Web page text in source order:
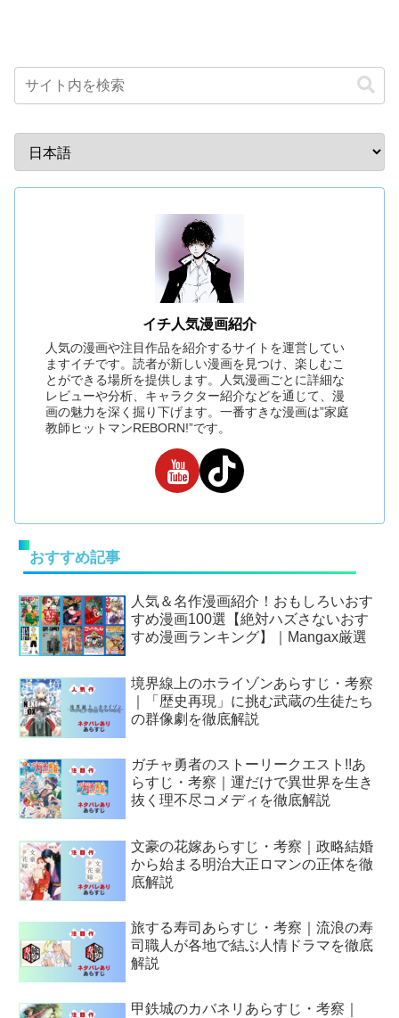
イチ人気漫画紹介
人気の漫画や注目作品を紹介するサイトを運営してい
ますイチです。読者が新しい漫画を見つけ、楽しむこ
とができる場所を提供します。人気漫画ごとに詳細な
レビューや分析、キャラクター紹介などを通じて、漫
画の魅力を深く掘り下げます。一番すきな漫画は”家庭
教師ヒットマンREBORN!”です。
おすすめ記事
人気＆名作漫画紹介！おもしろいおす
すめ漫画100選【絶対ハズさないおす
すめ漫画ランキング】｜Mangax厳選
境界線上のホライゾンあらすじ・考察
｜「歴史再現」に挑む武蔵の生徒たち
の群像劇を徹底解説
ガチャ勇者のストーリークエスト!!あ
らすじ・考察｜運だけで異世界を生き
抜く理不尽コメディを徹底解説
文豪の花嫁あらすじ・考察｜政略結婚
から始まる明治大正ロマンの正体を徹
底解説
旅する寿司あらすじ・考察｜流浪の寿
司職人が各地で結ぶ人情ドラマを徹底
解説
甲鉄城のカバネリあらすじ・考察｜